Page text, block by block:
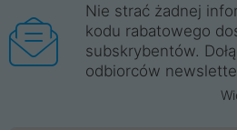
Nie strać żadnej
kodu rabatowego
subskrybentów.
odbiorców